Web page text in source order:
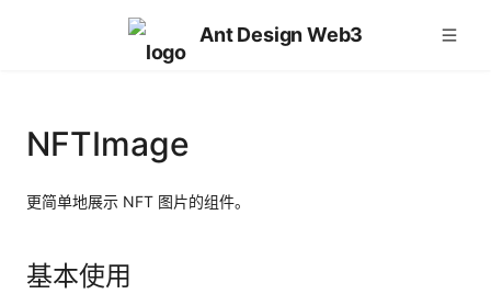
Ant Design Web3
NFTImage
更简单地展示 NFT 图片的组件。
基本使用